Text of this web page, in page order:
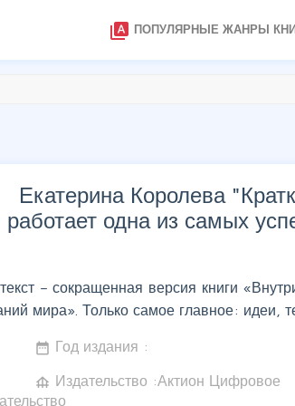
type_specimen ПОПУЛЯРНЫЕ ЖАНРЫ
Екатерина Королева "
работает одна из самых
– сокращенная версия книги
мира». Только самое главное: идеи,
date_range Год издания :
foundation Издательство :Актион Цифровое